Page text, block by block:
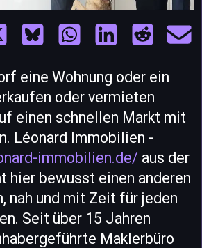
eine Wohnung oder ein
oder vermieten
einen schnellen Markt mit
Léonard Immobilien -
immobilien.de/ aus der
hier bewusst einen anderen
nah und mit Zeit für jeden
Seit über 15 Jahren
Maklerbüro